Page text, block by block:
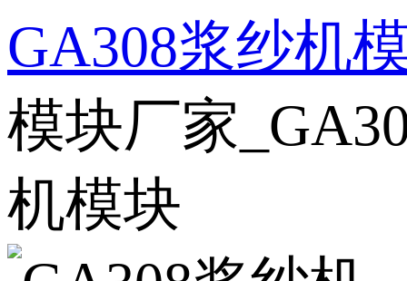
GA308浆纱机
模块厂家
机模块